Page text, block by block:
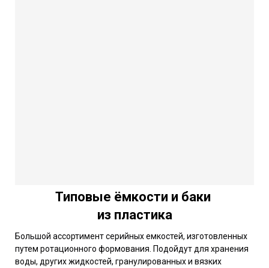
Типовые ёмкости и баки
из пластика
Большой ассортимент серийных емкостей, изготовленных
путем ротационного формования. Подойдут для хранения
воды, других жидкостей, гранулированных и вязких